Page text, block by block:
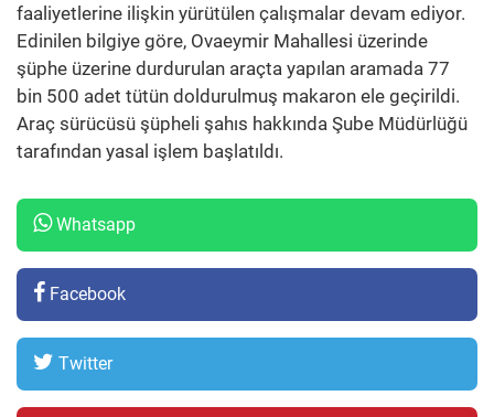
faaliyetlerine ilişkin yürütülen çalışmalar devam ediyor.
Edinilen bilgiye göre, Ovaeymir Mahallesi üzerinde
şüphe üzerine durdurulan araçta yapılan aramada 77
bin 500 adet tütün doldurulmuş makaron ele geçirildi.
Araç sürücüsü şüpheli şahıs hakkında Şube Müdürlüğü
tarafından yasal işlem başlatıldı.
Whatsapp
Facebook
Twitter